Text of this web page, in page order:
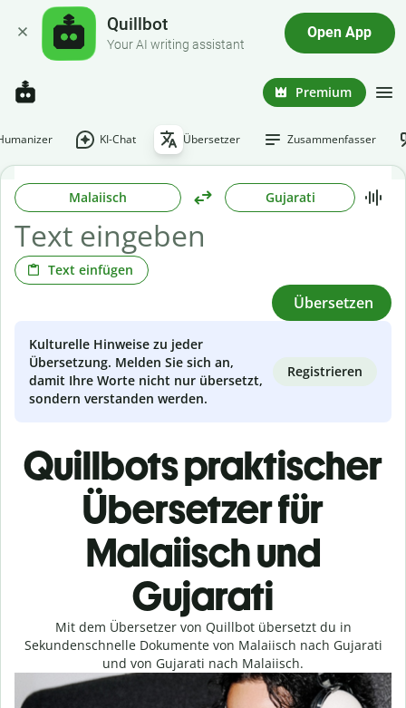
Quillbot
Your AI writing assistant
Open App
Premium
KI-Chat Übersetzer Zusammenfasser
Malaiisch Gujarati
Text einfügen
Übersetzen
Kulturelle Hinweise zu jeder
Übersetzung. Melden Sie sich an,
damit Ihre Worte nicht nur übersetzt,
sondern verstanden werden.
Registrieren
Quillbots praktischer
Übersetzer für
Malaiisch und
Gujarati
Mit dem Übersetzer von Quillbot übersetzt du in
Sekundenschnelle Dokumente von Malaiisch nach Gujarati
und von Gujarati nach Malaiisch.